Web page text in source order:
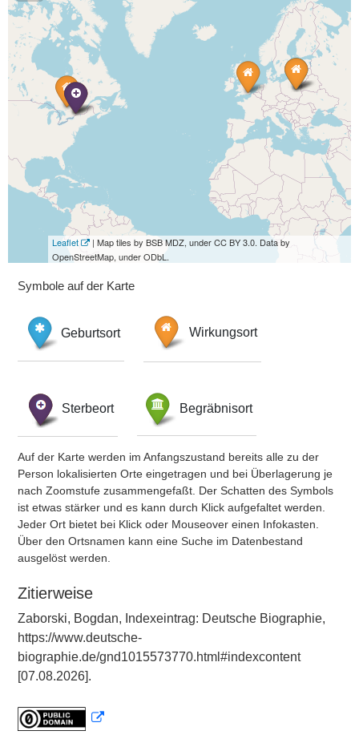
Leaflet
| Map tiles by BSB MDZ, under CC BY 3.0. Data by
OpenStreetMap, under ODbL.
Symbole auf der Karte
Geburtsort Wirkungsort
Sterbeort Begräbnisort
Auf der Karte werden im Anfangszustand bereits alle zu der
Person lokalisierten Orte eingetragen und bei Überlagerung je
nach Zoomstufe zusammengefaßt. Der Schatten des Symbols
ist etwas stärker und es kann durch Klick aufgefaltet werden.
Jeder Ort bietet bei Klick oder Mouseover einen Infokasten.
Über den Ortsnamen kann eine Suche im Datenbestand
ausgelöst werden.
Zitierweise
Zaborski, Bogdan, Indexeintrag: Deutsche Biographie,
https://www.deutsche-
biographie.de/gnd1015573770.html#indexcontent
[07.08.2026].